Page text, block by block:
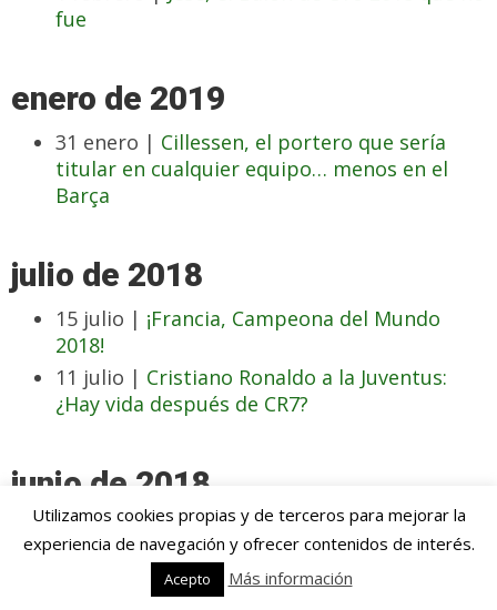
fue
enero de 2019
31 enero | Cillessen, el portero que sería
titular en cualquier equipo… menos en el
Barça
julio de 2018
15 julio | ¡Francia, Campeona del Mundo
2018!
11 julio | Cristiano Ronaldo a la Juventus:
¿Hay vida después de CR7?
junio de 2018
19 junio |Sergej Milinkovic-Savic, el crack en
ciernes por el que todos suspiran
En este Mundial, los favoritos son
Utilizamos cookies propias y de terceros para mejorar la
experiencia de navegación y ofrecer contenidos de interés.
Acepto Más información